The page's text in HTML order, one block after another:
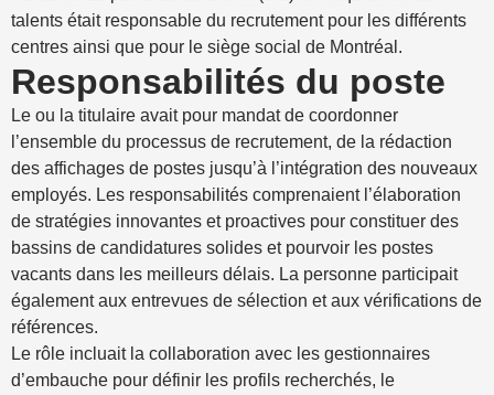
talents était responsable du recrutement pour les différents
centres ainsi que pour le siège social de Montréal.
Responsabilités du poste
Le ou la titulaire avait pour mandat de coordonner
l’ensemble du processus de recrutement, de la rédaction
des affichages de postes jusqu’à l’intégration des nouveaux
employés. Les responsabilités comprenaient l’élaboration
de stratégies innovantes et proactives pour constituer des
bassins de candidatures solides et pourvoir les postes
vacants dans les meilleurs délais. La personne participait
également aux entrevues de sélection et aux vérifications de
références.
Le rôle incluait la collaboration avec les gestionnaires
d’embauche pour définir les profils recherchés, le